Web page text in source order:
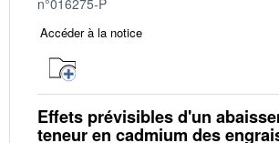
n°016275-P
Accéder à la notice
Effets prévisibles d'un
teneur en cadmium des